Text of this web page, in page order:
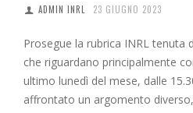
ADMIN INRL 23 GIUGNO 2023
Prosegue la rubrica INRL tenuta
che riguardano principalmente
ultimo lunedì del mese, dalle
affrontato un argomento